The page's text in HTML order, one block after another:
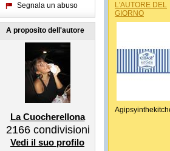
Segnala un abuso
A proposito dell'autore
La Cuocherellona
2166 condivisioni
Vedi il suo profilo
L'AUTORE DEL
GIORNO